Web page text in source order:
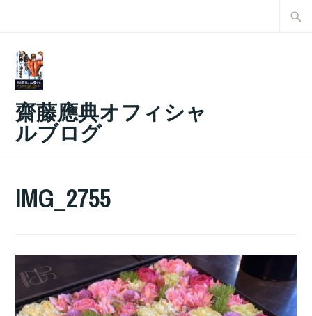
齋藤應典オフィシャ
ルブログ
IMG_2755